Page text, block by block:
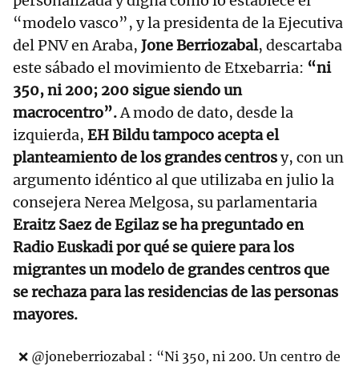
“modelo vasco”, y la presidenta de la Ejecutiva
del PNV en Araba, Jone Berriozabal, descartaba
este sábado el movimiento de Etxebarria: “ni
350, ni 200; 200 sigue siendo un
macrocentro”.A modo de dato, desde la
izquierda, EH Bildu tampoco acepta el
planteamiento de los grandes centrosy, con un
argumento idéntico al que utilizaba en julio la
consejera Nerea Melgosa, su parlamentaria
Eraitz Saez de Egilaz se ha preguntado en
Radio Euskadi por qué se quiere para los
migrantes un modelo de grandes centros que
se rechaza para las residencias de las personas
mayores.
❌ @joneberriozabal : “Ni 350, ni 200. Un centro de